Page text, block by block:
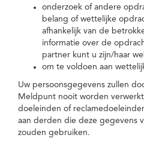
onderzoek of andere
belang of wettelijke
afhankelijk van de
informatie over de
partner kunt u zijn/haar
om te voldoen aan
Uw persoonsgegevens zullen
Meldpunt nooit worden
doeleinden of
aan derden die deze gegevens
zouden gebruiken.